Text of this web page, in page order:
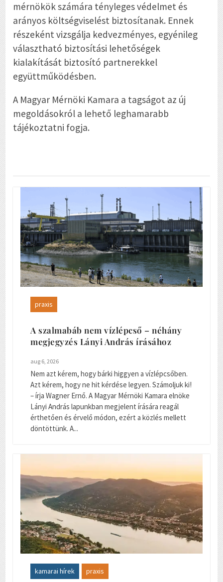
mérnökök számára tényleges védelmet és
arányos költségviselést biztosítanak. Ennek
részeként vizsgálja kedvezményes, egyénileg
választható biztosítási lehetőségek
kialakítását biztosító partnerekkel
együttműködésben.
A Magyar Mérnöki Kamara a tagságot az új
megoldásokról a lehető leghamarabb
tájékoztatni fogja.
praxis
A szalmabáb nem vízlépcső – néhány
megjegyzés Lányi András írásához
aug 6, 2026
Nem azt kérem, hogy bárki higgyen a vízlépcsőben.
Azt kérem, hogy ne hit kérdése legyen. Számoljuk ki!
– írja Wagner Ernő. A Magyar Mérnöki Kamara elnöke
Lányi András lapunkban megjelent írására reagál
érthetően és érvelő módon, ezért a közlés mellett
döntöttünk. A...
kamarai hírek praxis